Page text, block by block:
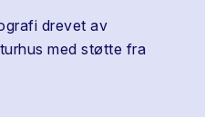
drevet av
med støtte fra